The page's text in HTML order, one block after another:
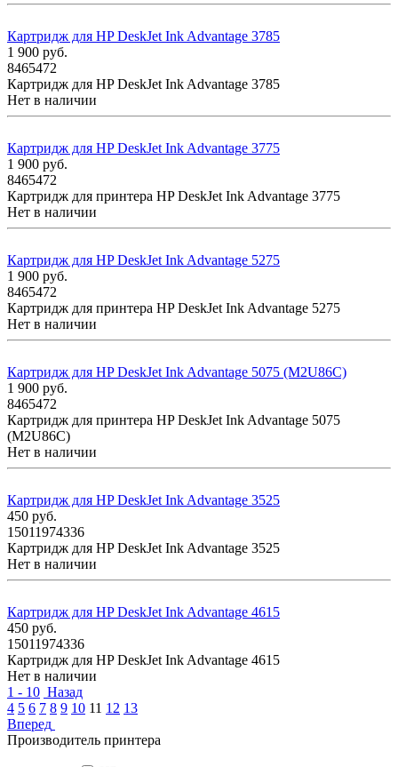
Картридж для HP DeskJet Ink Advantage 3785
1 900 руб.
8465472
Картридж для HP DeskJet Ink Advantage 3785
Нет в наличии
Картридж для HP DeskJet Ink Advantage 3775
1 900 руб.
8465472
Картридж для принтера HP DeskJet Ink Advantage 3775
Нет в наличии
Картридж для HP DeskJet Ink Advantage 5275
1 900 руб.
8465472
Картридж для принтера HP DeskJet Ink Advantage 5275
Нет в наличии
Картридж для HP DeskJet Ink Advantage 5075 (M2U86C)
1 900 руб.
8465472
Картридж для принтера HP DeskJet Ink Advantage 5075
(M2U86C)
Нет в наличии
Картридж для HP DeskJet Ink Advantage 3525
450 руб.
15011974336
Картридж для HP DeskJet Ink Advantage 3525
Нет в наличии
Картридж для HP DeskJet Ink Advantage 4615
450 руб.
15011974336
Картридж для HP DeskJet Ink Advantage 4615
Нет в наличии
1 - 10 Назад
4 5 6 7 8 9 10 11 12 13
Вперед
Производитель принтера